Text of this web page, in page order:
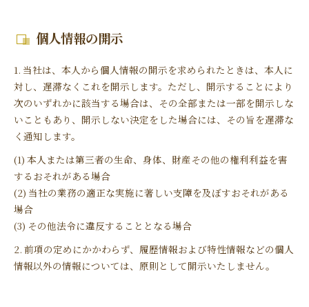
個人情報の開示
1. 当社は、本人から個人情報の開示を求められたときは、本人に
対し、遅滞なくこれを開示します。ただし、開示することにより
次のいずれかに該当する場合は、その全部または一部を開示しな
いこともあり、開示しない決定をした場合には、その旨を遅滞な
く通知します。
(1) 本人または第三者の生命、身体、財産その他の権利利益を害
するおそれがある場合
(2) 当社の業務の適正な実施に著しい支障を及ぼすおそれがある
場合
(3) その他法令に違反することとなる場合
2. 前項の定めにかかわらず、履歴情報および特性情報などの個人
情報以外の情報については、原則として開示いたしません。